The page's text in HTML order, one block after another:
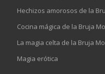
Hechizos amorosos de la
Cocina mágica de la Bruja
La magia celta de la Bruja
Magia erótica